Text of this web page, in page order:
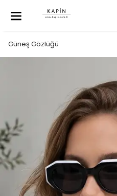
Güneş Gözlüğü